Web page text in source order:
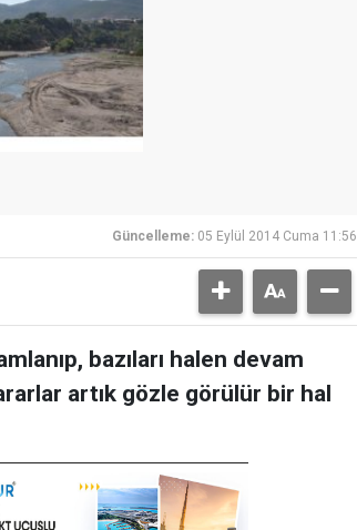
Güncelleme: 05 Eylül 2014 Cuma 11:56
bazıları halen devam
artık gözle görülür bir hal